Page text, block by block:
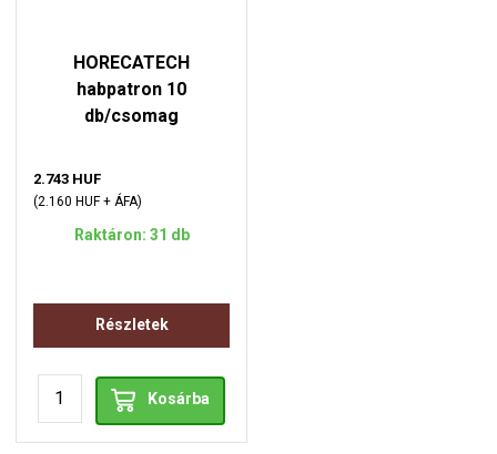
HORECATECH
habpatron 10
db/csomag
2.743 HUF
(2.160 HUF + ÁFA)
Raktáron: 31 db
Részletek
Kosárba